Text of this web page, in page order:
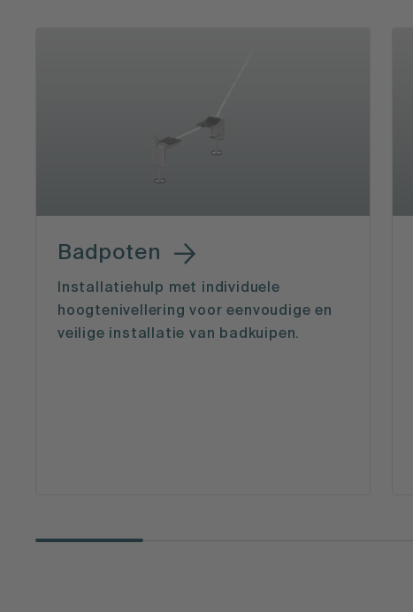
Badpoten
Installatiehulp met individuele
hoogtenivellering voor eenvoudige en
veilige installatie van badkuipen.